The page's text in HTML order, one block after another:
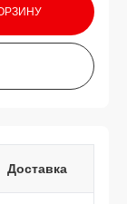
Доставка